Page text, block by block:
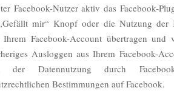
Facebook-Nutzer aktiv das Facebook-
mir“ Knopf oder die Nutzung der
Facebook-Account übertragen
Ausloggen aus Ihrem Facebook-
der Datennutzung durch
Bestimmungen auf Facebook.